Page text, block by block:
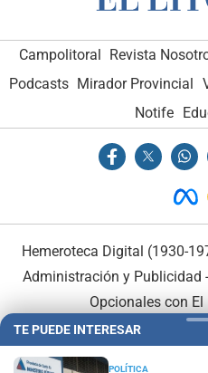
Campolitoral Revista
Podcasts Mirador Provincial
Notife
Hemeroteca Digital (1930-
Administración y Publicidad -
Opcionales con El
TE PUEDE INTERESAR
POLÍTICA